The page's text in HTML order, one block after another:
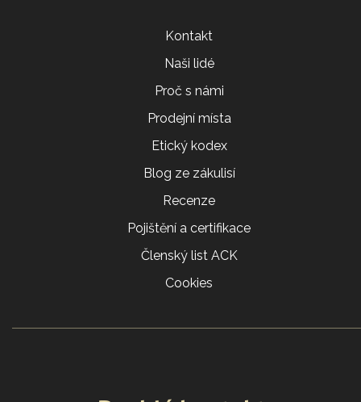
Kontakt
Naši lidé
Proč s námi
Prodejní místa
Etický kodex
Blog ze zákulisí
Recenze
Pojištění a certifikace
Členský list ACK
Cookies